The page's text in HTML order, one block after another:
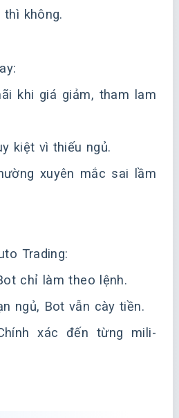
thì không.
khi giá giảm, tham lam
kiệt vì thiếu ngủ.
xuyên mắc sai lầm
Trading:
chỉ làm theo lệnh.
ngủ, Bot vẫn cày tiền.
xác đến từng mili-